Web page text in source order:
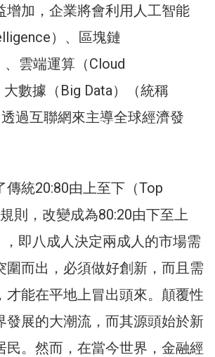
增加，企業將會利用人工智能
）、區塊鏈
、雲端運算（Cloud
數據（Big Data）（統稱
過互聯網來主導全球經濟發
傳統20:80由上至下（Top
則，改變成為80:20由下至上
，即八成人決定兩成人的市場需
圍而出，必須做好創新，而且需
才能在平地上冒出頭來。顛覆性
發展的大潮流，而其源頭始於新
民。然而，在當今世界，金融經